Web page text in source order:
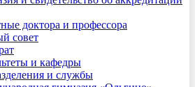
доктора и профессора
совет
и кафедры
и службы